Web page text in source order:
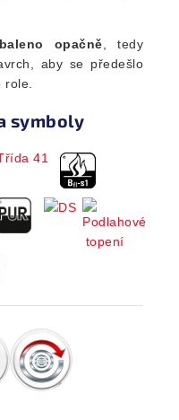
opačně, tedy
aby se předešlo
role.
symboly